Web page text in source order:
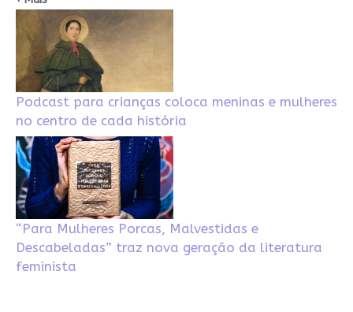
Podcast para crianças coloca meninas e mulheres
no centro de cada história
“Para Mulheres Porcas, Malvestidas e
Descabeladas” traz nova geração da literatura
feminista